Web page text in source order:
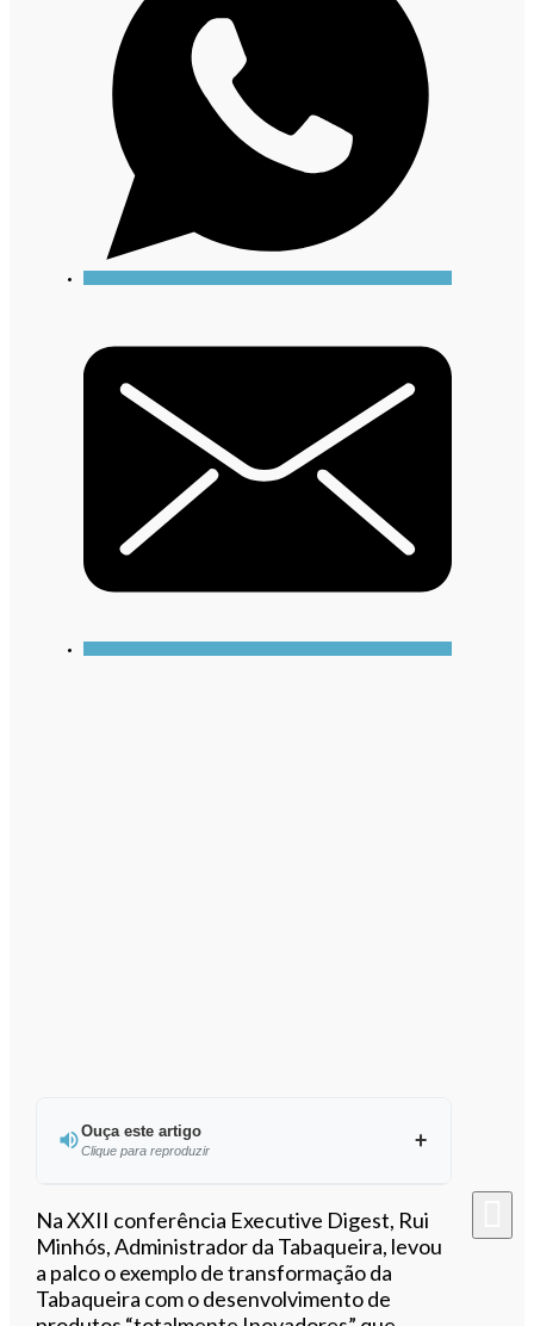
Ouça este artigo
Clique para reproduzir
Ouvir este artigo
Na XXII conferência Executive Digest, Rui
Minhós, Administrador da Tabaqueira, levou
a palco o exemplo de transformação da
Tabaqueira com o desenvolvimento de